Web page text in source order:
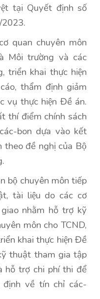
tại Quyết định số
quan chuyên môn
Môi trường và các
triển khai thực hiện
thẩm định giảm
vụ thực hiện Đề án.
thí điểm chính sách
bon dựa vào kết
theo đề nghị của Bộ
bộ chuyên môn tiếp
tài liệu do các cơ
nhằm hỗ trợ kỹ
môn cho TCND,
khai thực hiện Đề
thuật tham gia tập
hỗ trợ chi phí thi để
định về tín chỉ các-